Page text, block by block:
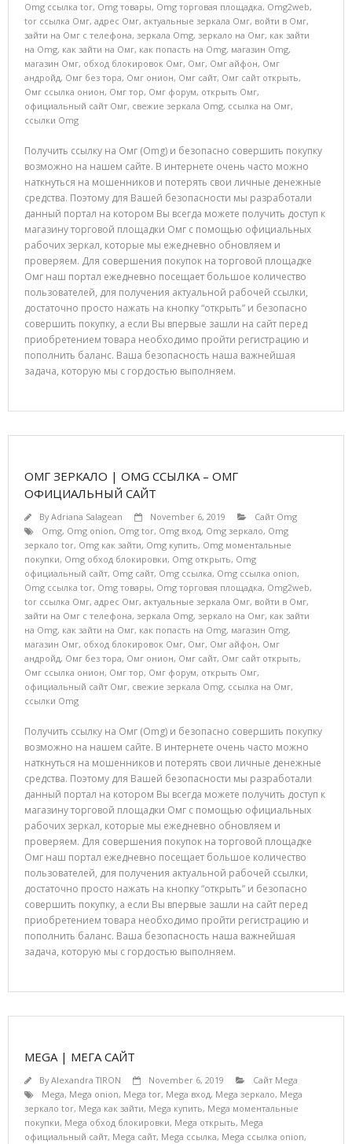
Omg ссылка tor, Omg товары, Omg торговая площадка, Omg2web,
tor ссылка Омг, адрес Омг, актуальные зеркала Омг, войти в Омг,
зайти на Омг с телефона, зеркала Omg, зеркало на Омг, как зайти
на Omg, как зайти на Омг, как попасть на Omg, магазин Omg,
магазин Омг, обход блокировок Омг, Омг, Омг айфон, Омг
андройд, Омг без тора, Омг онион, Омг сайт, Омг сайт открыть,
Омг ссылка онион, Омг тор, Омг форум, открыть Омг,
официальный сайт Омг, свежие зеркала Omg, ссылка на Омг,
ссылки Omg
Получить ссылку на Омг (Omg) и безопасно совершить покупку
возможно на нашем сайте. В интернете очень часто можно
наткнуться на мошенников и потерять свои личные денежные
средства. Поэтому для Вашей безопасности мы разработали
данный портал на котором Вы всегда можете получить доступ к
магазину торговой площадки Омг с помощью официальных
рабочих зеркал, которые мы ежедневно обновляем и
проверяем. Для совершения покупок на торговой площадке
Омг наш портал ежедневно посещает большое количество
пользователей, для получения актуальной рабочей ссылки,
достаточно просто нажать на кнопку “открыть” и безопасно
совершить покупку, а если Вы впервые зашли на сайт перед
приобретением товара необходимо пройти регистрацию и
пополнить баланс. Ваша безопасность наша важнейшая
задача, которую мы с гордостью выполняем.
ОМГ ЗЕРКАЛО | OMG ССЫЛКА – ОМГ
ОФИЦИАЛЬНЫЙ САЙТ
ByAdriana Salagean November 6, 2019
Сайт Omg
Omg, Omg onion, Omg tor, Omg вход, Omg зеркало, Omg
зеркало tor, Omg как зайти, Omg купить, Omg моментальные
покупки, Omg обход блокировки, Omg открыть, Omg
официальный сайт, Omg сайт, Omg ссылка, Omg ссылка onion,
Omg ссылка tor, Omg товары, Omg торговая площадка, Omg2web,
tor ссылка Омг, адрес Омг, актуальные зеркала Омг, войти в Омг,
зайти на Омг с телефона, зеркала Omg, зеркало на Омг, как зайти
на Omg, как зайти на Омг, как попасть на Omg, магазин Omg,
магазин Омг, обход блокировок Омг, Омг, Омг айфон, Омг
андройд, Омг без тора, Омг онион, Омг сайт, Омг сайт открыть,
Омг ссылка онион, Омг тор, Омг форум, открыть Омг,
официальный сайт Омг, свежие зеркала Omg, ссылка на Омг,
ссылки Omg
Получить ссылку на Омг (Omg) и безопасно совершить покупку
возможно на нашем сайте. В интернете очень часто можно
наткнуться на мошенников и потерять свои личные денежные
средства. Поэтому для Вашей безопасности мы разработали
данный портал на котором Вы всегда можете получить доступ к
магазину торговой площадки Омг с помощью официальных
рабочих зеркал, которые мы ежедневно обновляем и
проверяем. Для совершения покупок на торговой площадке
Омг наш портал ежедневно посещает большое количество
пользователей, для получения актуальной рабочей ссылки,
достаточно просто нажать на кнопку “открыть” и безопасно
совершить покупку, а если Вы впервые зашли на сайт перед
приобретением товара необходимо пройти регистрацию и
пополнить баланс. Ваша безопасность наша важнейшая
задача, которую мы с гордостью выполняем.
MEGA | МЕГА САЙТ
ByAlexandra TIRON November 6, 2019
Сайт Mega
Mega, Mega onion, Mega tor, Mega вход, Mega зеркало, Mega
зеркало tor, Mega как зайти, Mega купить, Mega моментальные
покупки, Mega обход блокировки, Mega открыть, Mega
официальный сайт, Mega сайт, Mega ссылка, Mega ссылка onion,